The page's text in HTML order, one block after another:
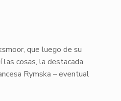
, que luego de su
las cosas, la destacada
Rymska – eventual